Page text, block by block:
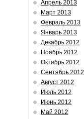
Апрель 2013
Март 2013
Февраль 2013
Январь 2013
Декабрь 2012
Ноябрь 2012
Октябрь 2012
Сентябрь 2012
Август 2012
Июль 2012
Июнь 2012
Май 2012